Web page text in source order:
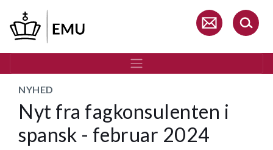
hovedindhold
NYHED
Nyt fra fagkonsulenten i
spansk - februar 2024